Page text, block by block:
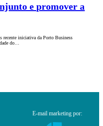
e promover a
recente iniciativa da Porto Business
do…
E-mail marketing por: